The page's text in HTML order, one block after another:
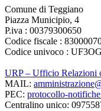
Comune di Teggiano
Piazza Municipio, 4
P.iva : 00379300650
Codice fiscale :
Codice univoco :
URP – Ufficio Relazioni
MAIL:
PEC: protocollo-
Centralino unico: